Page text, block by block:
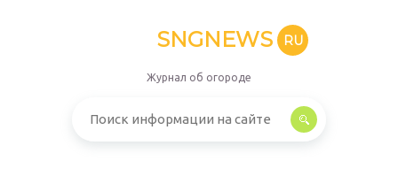
SNGNEWS RU
Журнал об огороде